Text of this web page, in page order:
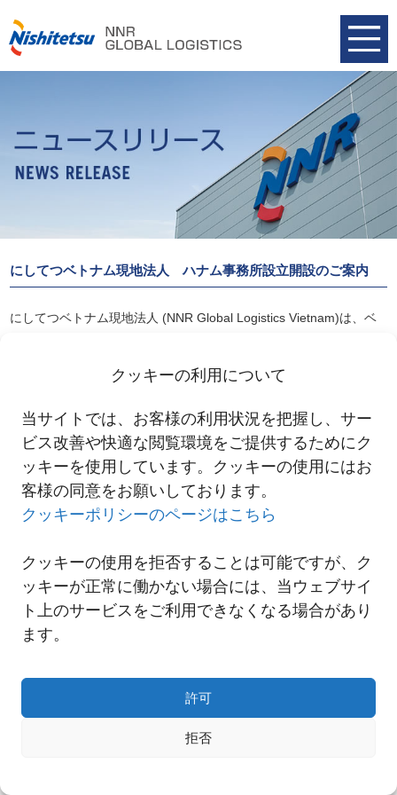
クッキーの利用について
当サイトでは、お客様の利用状況を把握し、サー
ビス改善や快適な閲覧環境をご提供するためにク
ッキーを使用しています。クッキーの使用にはお
客様の同意をお願いしております。
クッキーポリシーのページはこちら
クッキーの使用を拒否することは可能ですが、ク
ッキーが正常に働かない場合には、当ウェブサイ
ト上のサービスをご利用できなくなる場合があり
ます。
許可
拒否
にしてつベトナム現地法人 ハナム事務所設立開設のご案内
にしてつベトナム現地法人 (NNR Global Logistics Vietnam)は、ベ
詳細は以下リンクよりご覧ください。
一覧へ